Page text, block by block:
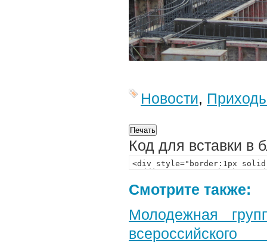
Новости,
Код для вставки в
Смотрите также:
Молодежная